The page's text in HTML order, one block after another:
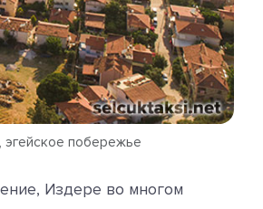
эгейское побережье
Издере во многом